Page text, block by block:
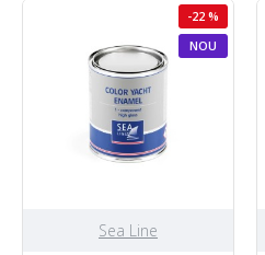
NOU
-22 %
Sea Line